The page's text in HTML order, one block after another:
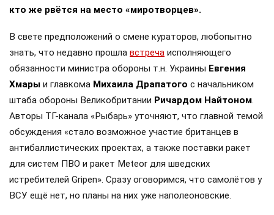
кто же рвётся на место «миротворцев».
В свете предположений о смене кураторов, любопытно
знать, что недавно прошла встреча исполняющего
обязанности министра обороны т.н. Украины Евгения
Хмары и главкома Михаила Драпатого с начальником
штаба обороны Великобритании Ричардом Найтоном.
Авторы ТГ-канала «Рыбарь» уточняют, что главной темой
обсуждения «стало возможное участие британцев в
антибаллистических проектах, а также поставки ракет
для систем ПВО и ракет Meteor для шведских
истребителей Gripen». Сразу оговоримся, что самолётов у
ВСУ ещё нет, но планы на них уже наполеоновские.